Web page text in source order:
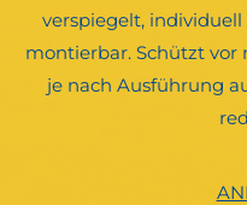
verspiegelt,
montierbar. Schützt
je nach Ausführung